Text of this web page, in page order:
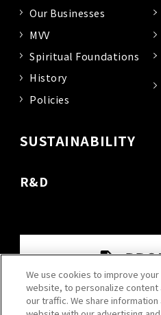
Our Businesses
MVV
Spiritual Foundations
History
Policies
SUSTAINABILITY
R&D
We use cookies to improve
website, to personalize content
our traffic. We share